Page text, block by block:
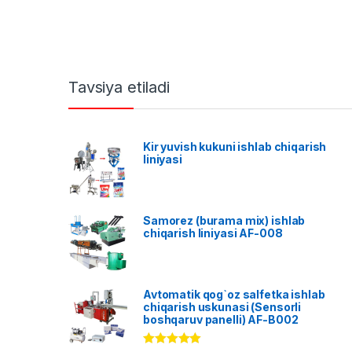
Tavsiya etiladi
Kir yuvish kukuni ishlab chiqarish
liniyasi
Samorez (burama mix) ishlab
chiqarish liniyasi AF-008
Avtomatik qog`oz salfetka ishlab
chiqarish uskunasi (Sensorli
boshqaruv panelli) AF-B002